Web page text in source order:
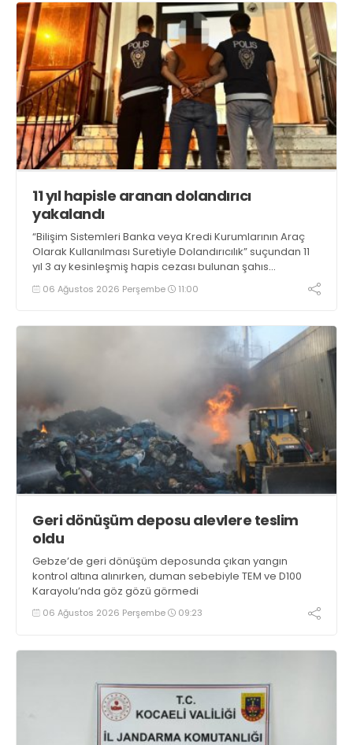
11 yıl hapisle aranan dolandırıcı
yakalandı
“Bilişim Sistemleri Banka veya Kredi Kurumlarının Araç
Olarak Kullanılması Suretiyle Dolandırıcılık” suçundan 11
yıl 3 ay kesinleşmiş hapis cezası bulunan şahıs
yakalandı
06 Ağustos 2026 Perşembe 11:00
Geri dönüşüm deposu alevlere teslim
oldu
Gebze’de geri dönüşüm deposunda çıkan yangın
kontrol altına alınırken, duman sebebiyle TEM ve D100
Karayolu’nda göz gözü görmedi
06 Ağustos 2026 Perşembe 09:23